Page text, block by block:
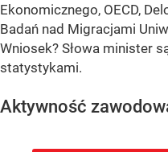
Ekonomicznego, OECD,
Badań nad Migracjami
Wniosek? Słowa minister
statystykami.
Aktywność